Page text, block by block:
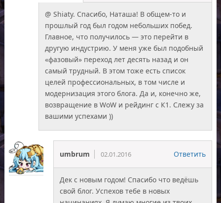
@ Shiaty. Спасибо, Наташа! В общем-то и
прошлый год был годом небольших побед.
Главное, что получилось — это перейти в
другую индустрию. У меня уже был подобный
«фазовый» переход лет десять назад и он
самый трудный. В этом тоже есть список
целей профессиональных, в том числе и
модернизация этого блога. Да и, конечно же,
возвращение в WoW и рейдинг с К1. Слежу за
вашими успехами ))
umbrum 02.01.2016 Ответить
Дек с новым годом! Спасибо что ведёшь
свой блог. Успехов тебе в новых